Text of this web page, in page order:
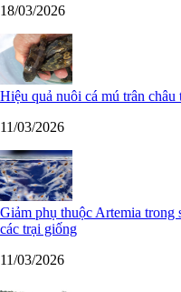
18/03/2026
Hiệu quả nuôi cá mú trân
11/03/2026
Giảm phụ thuộc Artemia trong
các trại giống
11/03/2026